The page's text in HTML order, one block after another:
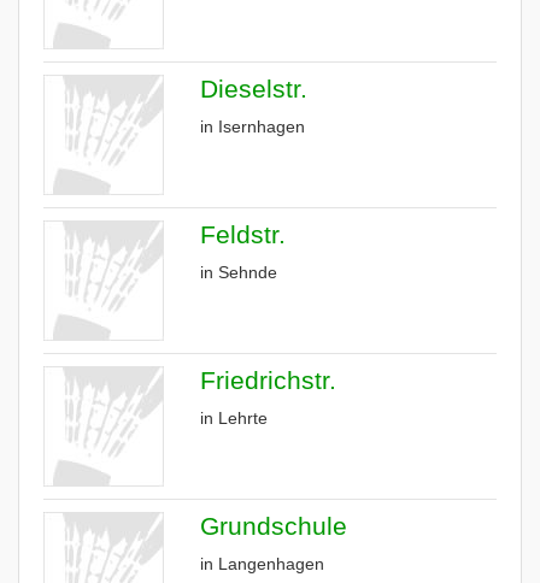
Dieselstr.
in Isernhagen
Feldstr.
in Sehnde
Friedrichstr.
in Lehrte
Grundschule
in Langenhagen